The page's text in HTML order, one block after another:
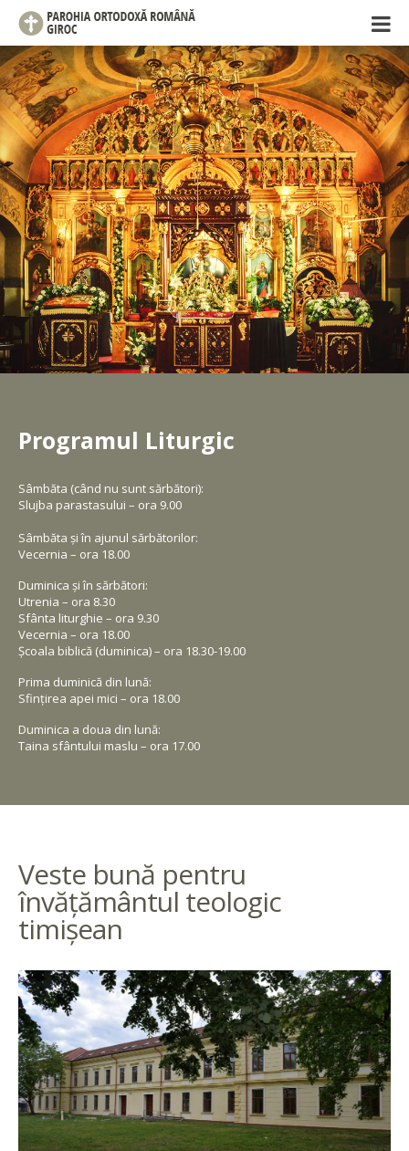
Programul Liturgic
Sâmbăta (când nu sunt sărbători):
Slujba parastasului – ora 9.00
Sâmbăta și în ajunul sărbătorilor:
Vecernia – ora 18.00
Duminica și în sărbători:
Utrenia – ora 8.30
Sfânta liturghie – ora 9.30
Vecernia – ora 18.00
Școala biblică (duminica) – ora 18.30-19.00
Prima duminică din lună:
Sfințirea apei mici – ora 18.00
Duminica a doua din lună:
Taina sfântului maslu – ora 17.00
Veste bună pentru
învăţământul teologic
timişean